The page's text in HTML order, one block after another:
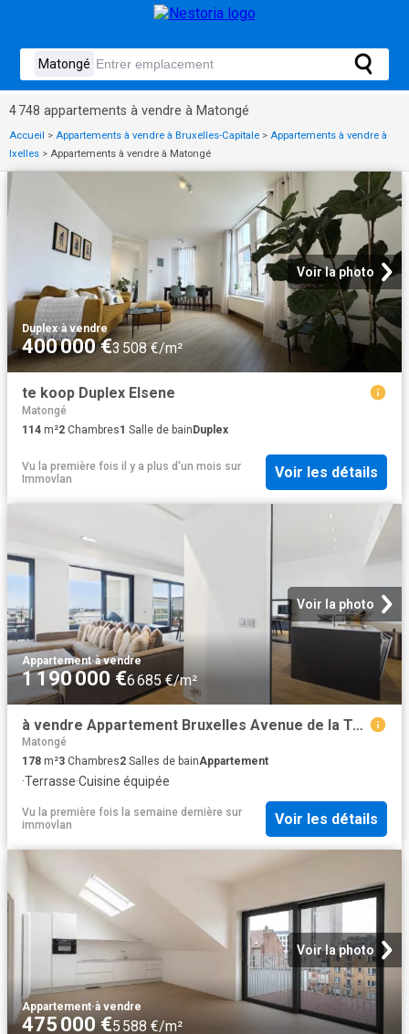
4 748 appartements à vendre à Matongé
Accueil > Appartements à vendre à Bruxelles-Capitale > Appartements à vendre à
Ixelles > Appartements à vendre à Matongé
Voir la photo
Duplex·à vendre
400 000 €3 508 €/m²
te koop Duplex Elsene
Matongé
114 m²2 Chambres1 Salle de bainDuplex
Vu la première fois il y a plus d'un mois sur
Immovlan
Voir les détails
Voir la photo
Appartement·à vendre
1 190 000 €6 685 €/m²
à vendre Appartement Bruxelles Avenue de la Toison d'Or
Matongé
178 m²3 Chambres2 Salles de bainAppartement
·Terrasse·Cuisine équipée
Vu la première fois la semaine dernière sur
immovlan
Voir les détails
Voir la photo
Appartement·à vendre
475 000 €5 588 €/m²